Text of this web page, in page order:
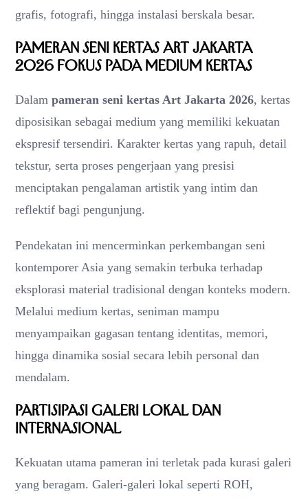
grafis, fotografi, hingga instalasi berskala besar.
Pameran Seni Kertas Art Jakarta
2026 Fokus pada Medium Kertas
Dalam pameran seni kertas Art Jakarta 2026, kertas
diposisikan sebagai medium yang memiliki kekuatan
ekspresif tersendiri. Karakter kertas yang rapuh, detail
tekstur, serta proses pengerjaan yang presisi
menciptakan pengalaman artistik yang intim dan
reflektif bagi pengunjung.
Pendekatan ini mencerminkan perkembangan seni
kontemporer Asia yang semakin terbuka terhadap
eksplorasi material tradisional dengan konteks modern.
Melalui medium kertas, seniman mampu
menyampaikan gagasan tentang identitas, memori,
hingga dinamika sosial secara lebih personal dan
mendalam.
Partisipasi Galeri Lokal dan
Internasional
Kekuatan utama pameran ini terletak pada kurasi galeri
yang beragam. Galeri-galeri lokal seperti ROH,